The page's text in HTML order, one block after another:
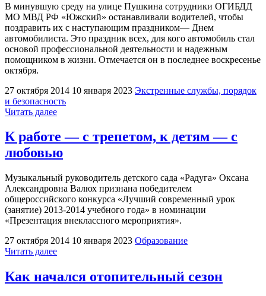
В минувшую среду на улице Пушкина сотрудники ОГИБДД
МО МВД РФ «Южский» останавливали водителей, чтобы
поздравить их с наступающим праздником— Днем
автомобилиста. Это праздник всех, для кого автомобиль стал
основой профессиональной деятельности и надежным
помощником в жизни. Отмечается он в последнее воскресенье
октября.
27 октября 2014 10 января 2023 Экстренные службы, порядок
и безопасность
Читать далее"Поздравили
праздником"
К работе — с трепетом, к детям — с
любовью
Музыкальный руководитель детского сада «Радуга» Оксана
Александровна Валюх признана победителем
общероссийского конкурса «Лучший современный урок
(занятие) 2013-2014 учебного года» в номинации
«Презентация внеклассного мероприятия».
27 октября 2014 10 января 2023 Образование
Читать далее"К
с
Как начался отопительный сезон